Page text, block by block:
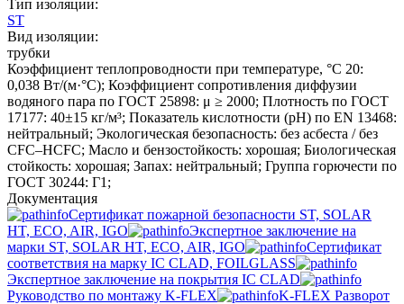
Тип изоляции:
ST
Вид изоляции:
трубки
Коэффициент теплопроводности при температуре, °C 20:
0,038 Вт/(м·°C); Коэффициент сопротивления диффузии
водяного пара по ГОСТ 25898: μ ≥ 2000; Плотность по ГОСТ
17177: 40±15 кг/м³; Показатель кислотности (pH) по EN 13468:
нейтральный; Экологическая безопасность: без асбеста / без
CFC–HCFC; Масло и бензостойкость: хорошая; Биологическая
стойкость: хорошая; Запах: нейтральный; Группа горючести по
ГОСТ 30244: Г1;
Документация
Сертификат пожарной безопасности ST, SOLAR
HT, ECO, AIR, IGO
Экспертное заключение на
марки ST, SOLAR HT, ECO, AIR, IGO
Сертификат
соответствия на марку IC CLAD, FOILGLASS
Экспертное заключение на покрытия IC CLAD
Руководство по монтажу K-FLEX
K-FLEX Разворот